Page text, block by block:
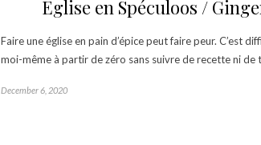
Eglise en Spéculoos /
Faire une église en pain d’épice peut faire peur. C’est
moi-même à partir de zéro sans suivre de recette ni de
December 6, 2020